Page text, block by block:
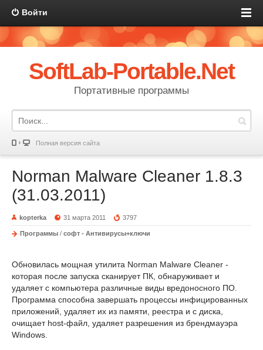
Войти
SoftLab-Portable.Net
Портативные программы
Полная версия сайта
Norman Malware Cleaner 1.8.3
(31.03.2011)
kopterka 31 марта 2011 3797
Программы / софт - Антивирусы+ключи
Обновилась мощная утилита Norman Malware Cleaner -
которая после запуска сканирует ПК, обнаруживает и
удаляет с компьютера различные виды вредоносного ПО.
Программа способна завершать процессы инфицированных
приложений, удаляет их из памяти, реестра и с диска,
очищает host-файл, удаляет разрешения из брендмауэра
Windows.